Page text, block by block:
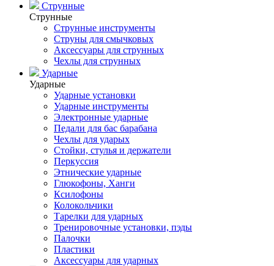
Струнные
Струнные
Струнные инструменты
Струны для смычковых
Аксессуары для струнных
Чехлы для струнных
Ударные
Ударные
Ударные установки
Ударные инструменты
Электронные ударные
Педали для бас барабана
Чехлы для ударых
Стойки, стулья и держатели
Перкуссия
Этнические ударные
Глюкофоны, Ханги
Ксилофоны
Колокольчики
Тарелки для ударных
Тренировочные установки, пэды
Палочки
Пластики
Аксессуары для ударных